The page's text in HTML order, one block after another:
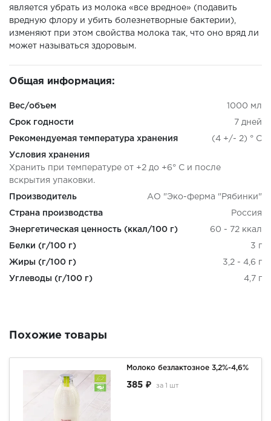
является убрать из молока «все вредное» (подавить
вредную флору и убить болезнетворные бактерии),
изменяют при этом свойства молока так, что оно вряд ли
может называться здоровым.
Общая информация:
Вес/объем 1000 мл
Срок годности 7 дней
Рекомендуемая температура хранения (4 +/- 2) ° С
Условия хранения
Хранить при температуре от +2 до +6° С и после
вскрытия упаковки.
Производитель АО "Эко-ферма "Рябинки"
Страна производства Россия
Энергетическая ценность (ккал/100 г) 60 - 72 ккал
Белки (г/100 г) 3 г
Жиры (г/100 г) 3,2 - 4,6 г
Углеводы (г/100 г) 4,7 г
Похожие товары
Молоко безлактозное 3,2%-4,6%
385 ₽ за 1 шт